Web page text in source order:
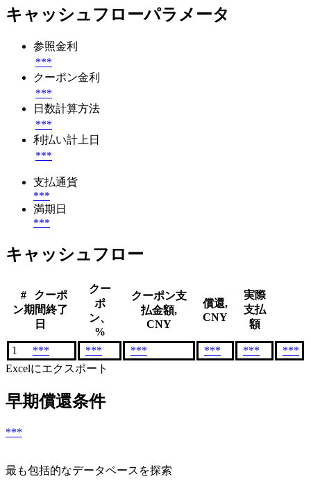
キャッシュフローパラメータ
参照金利
***
クーポン金利
***
日数計算方法
***
利払い計上日
***
支払通貨
***
満期日
***
キャッシュフロー
#
クーポ
ン期間終了
日
クー
ポ
ン、
%
クーポン支
払金額,
CNY
償還,
CNY
実際
支払
額
1 *** *** *** *** ***
***
Excelにエクスポート
早期償還条件
***
最も包括的なデータベースを探索